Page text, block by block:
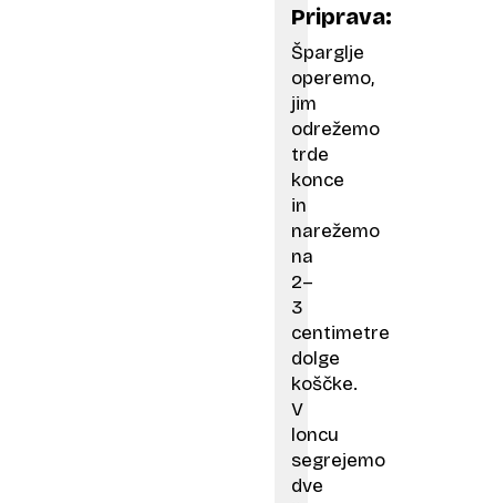
Priprava:
Šparglje
operemo,
jim
odrežemo
trde
konce
in
narežemo
na
2–
3
centimetre
dolge
koščke.
V
loncu
segrejemo
dve